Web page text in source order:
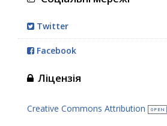
Twitter
Facebook
Ліцензія
Creative Commons Attribution